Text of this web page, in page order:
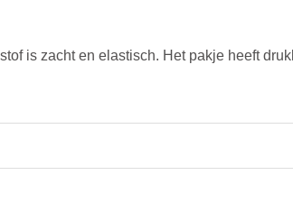
is zacht en elastisch. Het pakje heeft